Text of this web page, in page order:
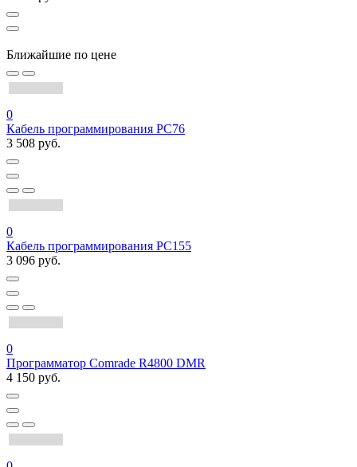
Ближайшие по цене
0
Кабель программирования PC76
3 508 руб.
0
Кабель программирования PC155
3 096 руб.
0
Программатор Comrade R4800 DMR
4 150 руб.